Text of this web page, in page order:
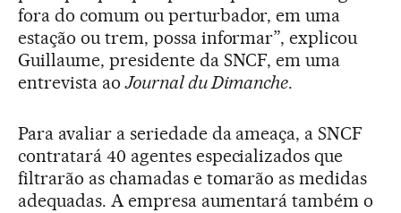
fora do comum ou perturbador, em uma
estação ou trem, possa informar”, explicou
Guillaume, presidente da SNCF, em uma
entrevista aoJournal du Dimanche.
Para avaliar a seriedade da ameaça, a SNCF
contratará 40 agentes especializados que
filtrarão as chamadas e tomarão as medidas
adequadas. A empresa aumentará também o